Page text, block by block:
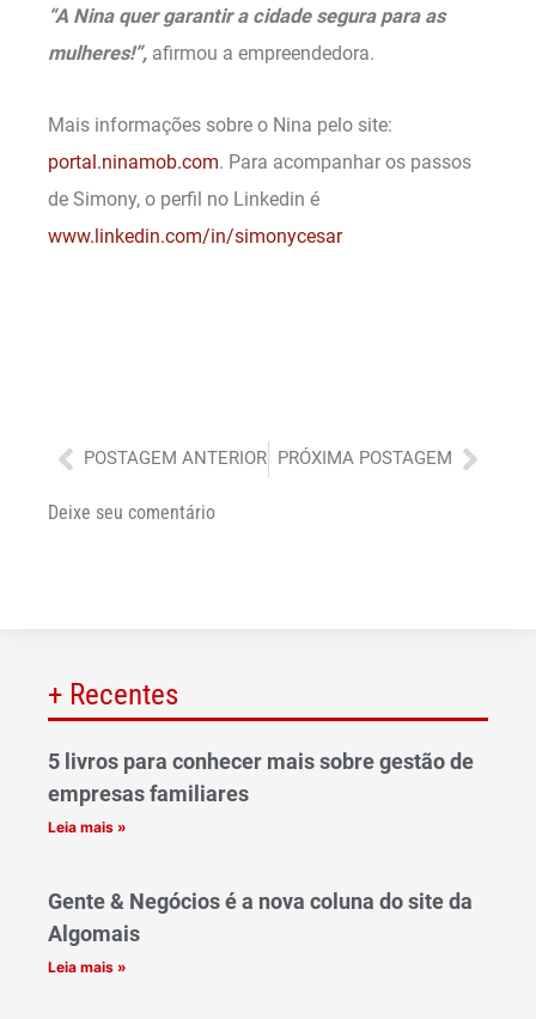
“A Nina quer garantir a cidade segura para as
mulheres!”, afirmou a empreendedora.
Mais informações sobre o Nina pelo site:
portal.ninamob.com. Para acompanhar os passos
de Simony, o perfil no Linkedin é
www.linkedin.com/in/simonycesar
Anterior
POSTAGEM ANTERIOR PRÓXIMA POSTAGEM
Deixe seu comentário
+ Recentes
5 livros para conhecer mais sobre gestão de
empresas familiares
Leia mais »
Gente & Negócios é a nova coluna do site da
Algomais
Leia mais »